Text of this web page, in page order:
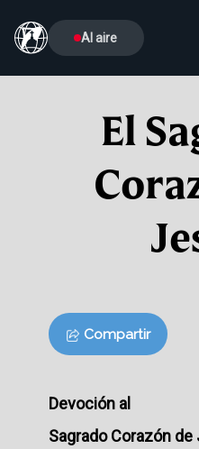
Al aire
El
Compartir
Devoción al
Sagrado Corazón